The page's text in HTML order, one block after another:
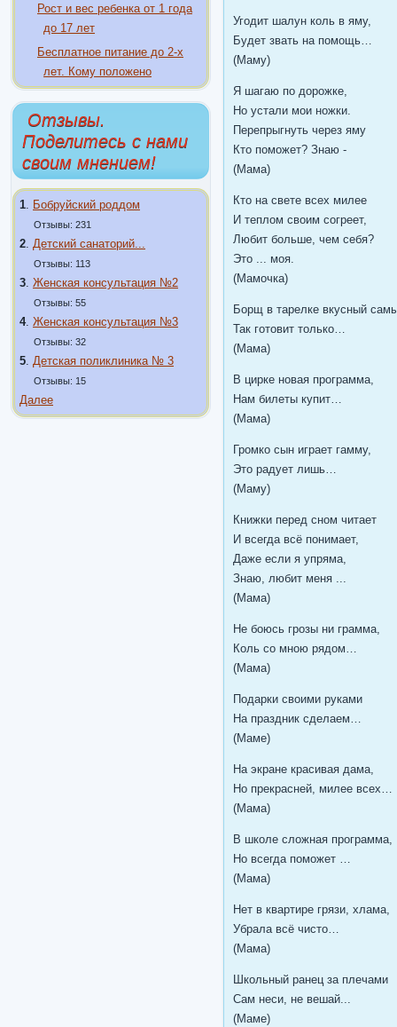
Рост и вес ребенка от 1 года
до 17 лет
Бесплатное питание до 2-х
лет. Кому положено
Отзывы.
Поделитесь с нами
своим мнением!
1 Бобруйский роддом
Отзывы: 231
2 Детский санаторий...
Отзывы: 113
3 Женская консультация №2
Отзывы: 55
4. Женская консультация №3
Отзывы: 32
5 Детская поликлиника № 3
Отзывы: 15
Далее
Угодит шалун коль в яму,
Будет звать на помощь…
(Маму)
Я шагаю по дорожке,
Но устали мои ножки.
Перепрыгнуть через яму
Кто поможет? Знаю -
(Мама)
Кто на свете всех милее
И теплом своим согреет,
Любит больше, чем себя?
Это ... моя.
(Мамочка)
Борщ в тарелке вкусный
Так готовит только…
(Мама)
В цирке новая программа,
Нам билеты купит…
(Мама)
Громко сын играет гамму,
Это радует лишь…
(Маму)
Книжки перед сном читает
И всегда всё понимает,
Даже если я упряма,
Знаю, любит меня ...
(Мама)
Не боюсь грозы ни грамма,
Коль со мною рядом…
(Мама)
Подарки своими руками
На праздник сделаем…
(Маме)
На экране красивая дама,
Но прекрасней, милее всех…
(Мама)
В школе сложная программа,
Но всегда поможет …
(Мама)
Нет в квартире грязи, хлама,
Убрала всё чисто…
(Мама)
Школьный ранец за плечами
Сам неси, не вешай...
(Маме)